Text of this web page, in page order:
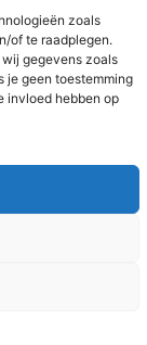
zoals
of te raadplegen.
gegevens zoals
je geen toestemming
invloed hebben op